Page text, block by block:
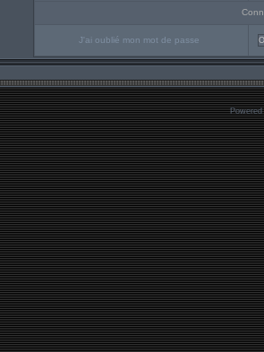
J'ai oublié mon mot de passe